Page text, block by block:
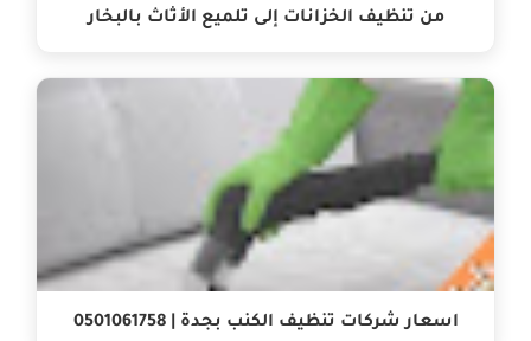
من تنظيف الخزانات إلى تلميع الأثاث بالبخار
اسعار شركات تنظيف الكنب بجدة | 0501061758